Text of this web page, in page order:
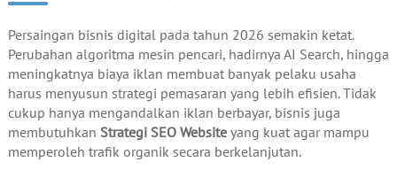
Persaingan bisnis digital pada tahun 2026 semakin ketat.
Perubahan algoritma mesin pencari, hadirnya AI Search, hingga
meningkatnya biaya iklan membuat banyak pelaku usaha
harus menyusun strategi pemasaran yang lebih efisien. Tidak
cukup hanya mengandalkan iklan berbayar, bisnis juga
membutuhkan Strategi SEO Websiteyang kuat agar mampu
memperoleh trafik organik secara berkelanjutan.